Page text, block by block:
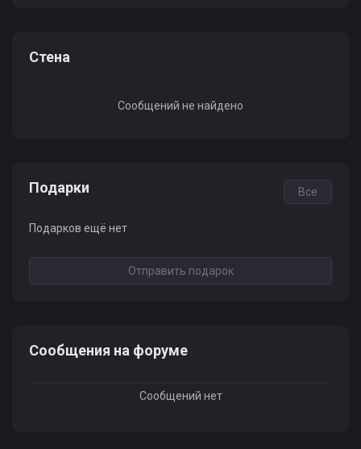
Стена
Сообщений не найдено
Подарки Все
Подарков ещё нет
Отправить подарок
Сообщения на форуме
Сообщений нет